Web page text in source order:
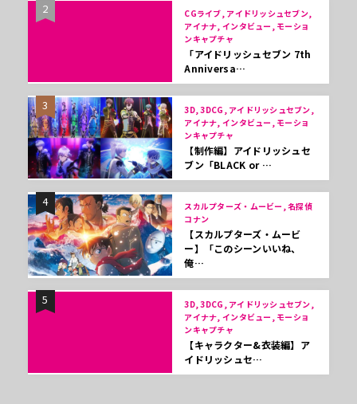
2
CGライブ, アイドリッシュセブン,
アイナナ, インタビュー, モーショ
ンキャプチャ
「アイドリッシュセブン 7th
Anniversa…
3
3D, 3DCG, アイドリッシュセブン,
アイナナ, インタビュー, モーショ
ンキャプチャ
【制作編】アイドリッシュセ
ブン「BLACK or …
4
スカルプターズ・ムービー, 名探偵
コナン
【スカルプターズ・ムービ
ー】「このシーンいいね、
俺…
5
3D, 3DCG, アイドリッシュセブン,
アイナナ, インタビュー, モーショ
ンキャプチャ
【キャラクター&衣装編】ア
イドリッシュセ…